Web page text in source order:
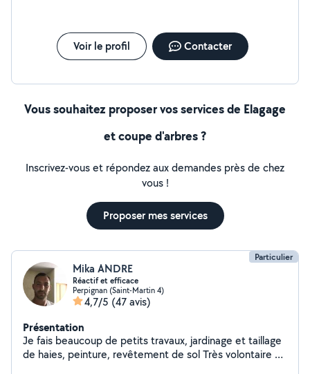
Voir le profil Contacter
Vous souhaitez proposer vos services de Elagage
et coupe d'arbres ?
Inscrivez-vous et répondez aux demandes près de chez
vous !
Proposer mes services
Particulier
Mika ANDRE
Réactif et efficace
Perpignan (Saint-Martin 4)
4,7/5 (47 avis)
Présentation
Je fais beaucoup de petits travaux, jardinage et taillage
de haies, peinture, revêtement de sol Très volontaire et